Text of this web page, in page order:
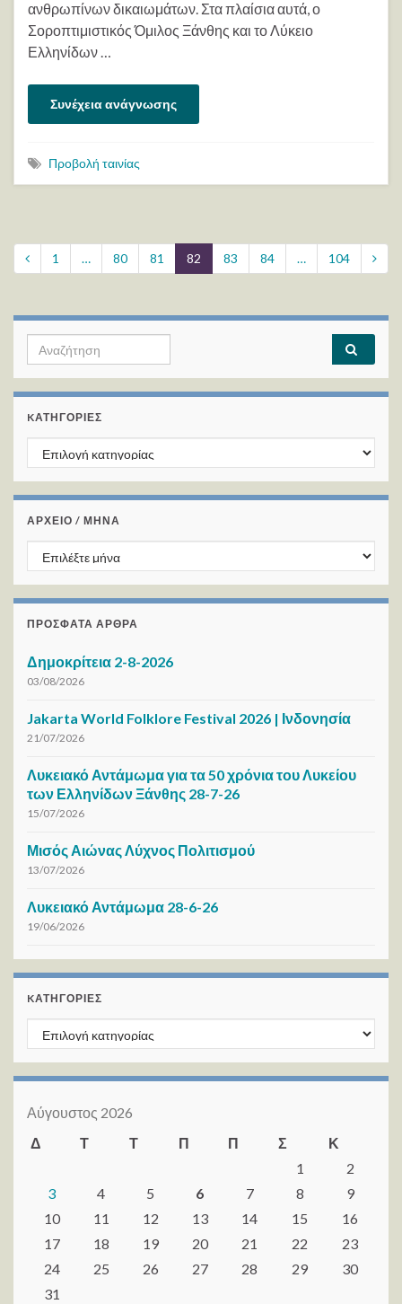
ανθρωπίνων δικαιωμάτων. Στα πλαίσια αυτά, ο
Σοροπτιμιστικός Όμιλος Ξάνθης και το Λύκειο
Ελληνίδων …
Συνέχεια ανάγνωσης
Προβολή ταινίας
1 … 80 81 82 83 84 … 104
Search for:
KΑΤΗΓΟΡΊΕΣ
Kατηγορίες
ΑΡΧΕΙΟ / ΜΗΝΑ
ΑΡΧΕΙΟ / ΜΗΝΑ
ΠΡΌΣΦΑΤΑ ΆΡΘΡΑ
Δημοκρίτεια 2-8-2026
03/08/2026
Jakarta World Folklore Festival 2026 | Ινδονησία
21/07/2026
Λυκειακό Αντάμωμα για τα 50 χρόνια του Λυκείου
των Ελληνίδων Ξάνθης 28-7-26
15/07/2026
Μισός Αιώνας Λύχνος Πολιτισμού
13/07/2026
Λυκειακό Αντάμωμα 28-6-26
19/06/2026
KΑΤΗΓΟΡΊΕΣ
Kατηγορίες
Αύγουστος 2026
Δ
Τ Τ Π Π Σ
Κ
1
2
3
4 5 6 7 8
9
10
11 12 13 14 15
16
17
18 19 20 21 22
23
24
25 26 27 28 29
30
31